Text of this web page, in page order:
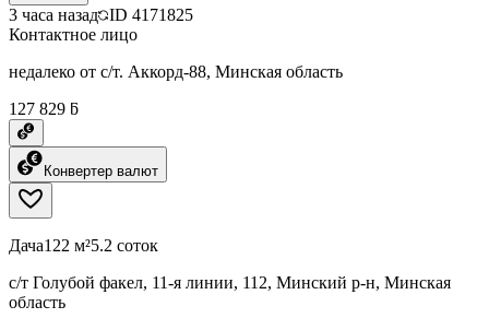
3 часа назад ID 4171825
Контактное лицо
недалеко от с/т. Аккорд-88, Минская область
127 829 ƃ
Конвертер валют
Дача122 м²5.2 соток
с/т Голубой факел, 11-я линии, 112, Минский р-н, Минская
область